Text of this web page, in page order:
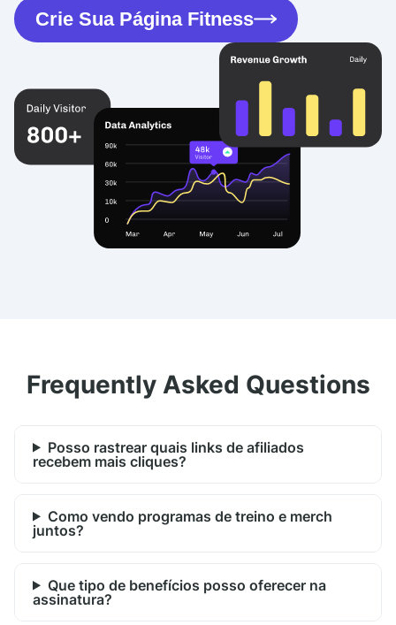
Crie Sua Página Fitness
Frequently Asked Questions
Posso rastrear quais links de afiliados
recebem mais cliques?
Como vendo programas de treino e merch
juntos?
Que tipo de benefícios posso oferecer na
assinatura?